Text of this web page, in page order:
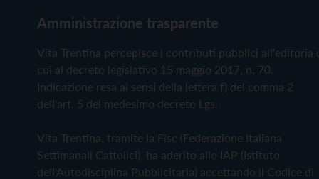
Amministrazione trasparente
Vita Trentina percepisce i contributi pubblici all'editoria
cui al decreto legislativo 15 maggio 2017, n. 70.
Indicazione resa ai sensi della lettera f) del comma 2
dell'art. 5 del medesimo decreto Lgs.
Vita Trentina, tramite la Fisc (Federazione Italiana
Settimanali Cattolici), ha aderito allo IAP (Istituto
dell'Autodisciplina Pubblicitaria) accettando il Codice di